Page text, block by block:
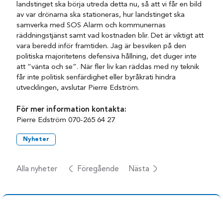
landstinget ska börja utreda detta nu, så att vi får en bild
av var drönarna ska stationeras, hur landstinget ska
samverka med SOS Alarm och kommunernas
räddningstjänst samt vad kostnaden blir. Det är viktigt att
vara beredd inför framtiden. Jag är besviken på den
politiska majoritetens defensiva hållning, det duger inte
att ”vänta och se”. När fler liv kan räddas med ny teknik
får inte politisk senfärdighet eller byråkrati hindra
utvecklingen, avslutar Pierre Edström.
För mer information kontakta:
Pierre Edström 070-265 64 27
Nyheter
Alla nyheter Föregående Nästa